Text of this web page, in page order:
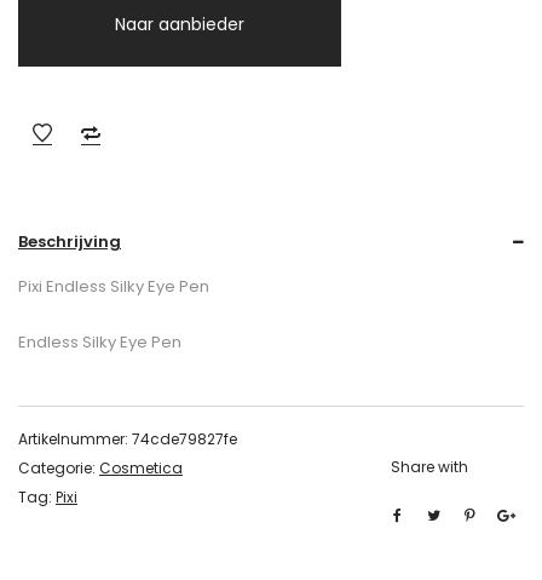
Naar aanbieder
Beschrijving
Pixi Endless Silky Eye Pen
Endless Silky Eye Pen
Artikelnummer: 74cde79827fe
Categorie: Cosmetica
Tag: Pixi
Share with